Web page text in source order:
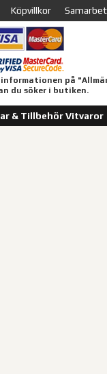
Köpvillkor
informationen på
du söker i butiken.
& Tillbehör Vitvaror